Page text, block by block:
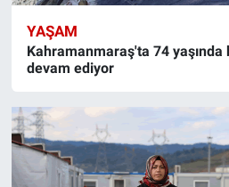
YAŞAM
Kahramanmaraş'ta 74 yaşında
devam ediyor